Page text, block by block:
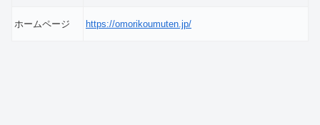
ホームページ https://omorikoumuten.jp/